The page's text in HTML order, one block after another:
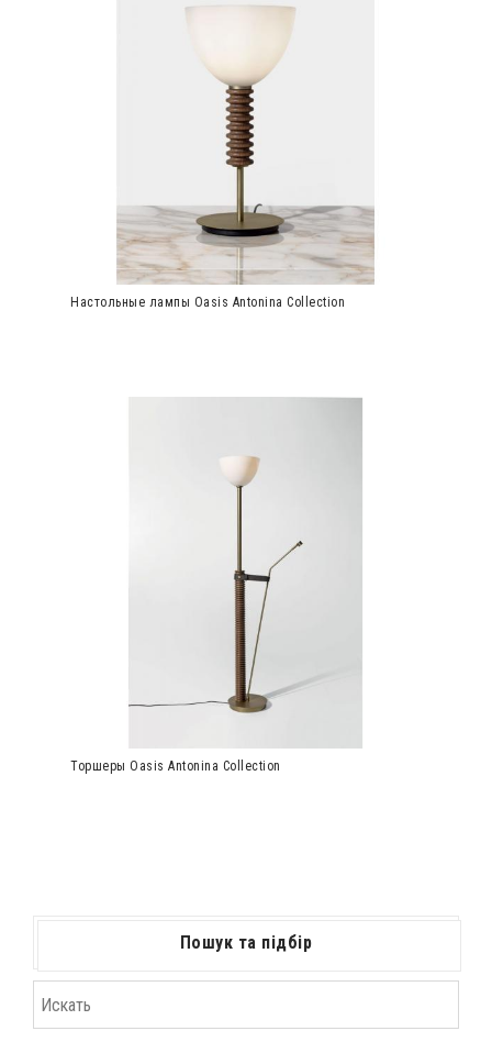
Настольные лампы Oasis Antonina Collection
Торшеры Oasis Antonina Collection
Пошук та підбір